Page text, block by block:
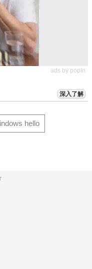
ads by popIn
深入了解
hello